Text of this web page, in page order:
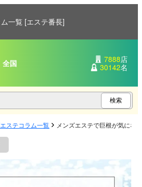
一覧 [エステ番長]
全国 7888店
30142名
ステコラム一覧 メンズエステで巨根が気にな